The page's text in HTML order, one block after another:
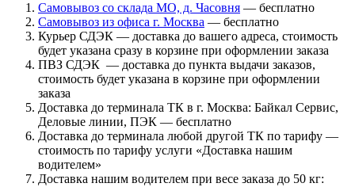
Самовывоз со склада МО, д. Часовня — бесплатно
Самовывоз из офиса г. Москва — бесплатно
Курьер СДЭК — доставка до вашего адреса, стоимость
будет указана сразу в корзине при оформлении заказа
ПВЗ СДЭК — доставка до пункта выдачи заказов,
стоимость будет указана в корзине при оформлении
заказа
Доставка до терминала ТК в г. Москва: Байкал Сервис,
Деловые линии, ПЭК — бесплатно
Доставка до терминала любой другой ТК по тарифу —
стоимость по тарифу услуги «Доставка нашим
водителем»
Доставка нашим водителем при весе заказа до 50 кг: